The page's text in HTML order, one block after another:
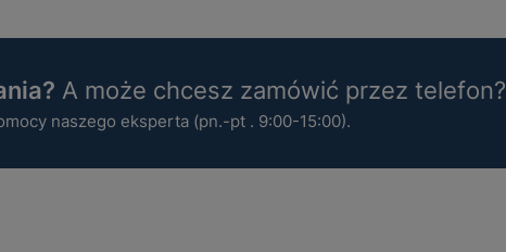
A może chcesz zamówić przez telefon?
naszego eksperta (pn.-pt . 9:00-15:00).